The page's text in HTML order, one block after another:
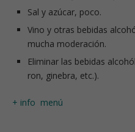
Sal y azúcar, poco.
Vino y otras bebidas
mucha moderación.
Eliminar las bebidas
ron, ginebra, etc.).
+ info menú